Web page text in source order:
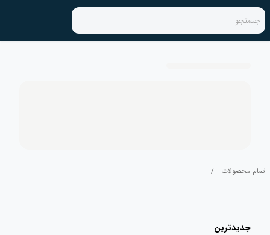
جستجو
تمام محصولات /
جدیدترین